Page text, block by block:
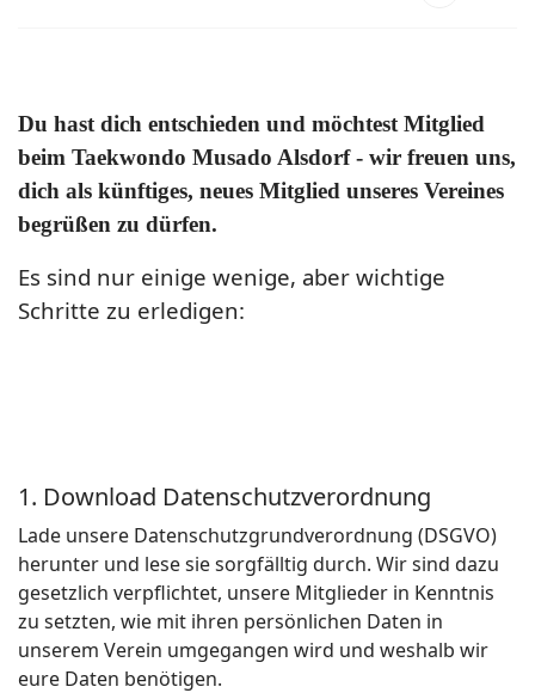
Du hast dich entschieden und möchtest Mitglied
beim Taekwondo Musado Alsdorf - wir freuen uns,
dich als künftiges, neues Mitglied unseres Vereines
begrüßen zu dürfen.
Es sind nur einige wenige, aber wichtige
Schritte zu erledigen:
1. Download Datenschutzverordnung
Lade unsere Datenschutzgrundverordnung (DSGVO)
herunter und lese sie sorgfälltig durch. Wir sind dazu
gesetzlich verpflichtet, unsere Mitglieder in Kenntnis
zu setzten, wie mit ihren persönlichen Daten in
unserem Verein umgegangen wird und weshalb wir
eure Daten benötigen.